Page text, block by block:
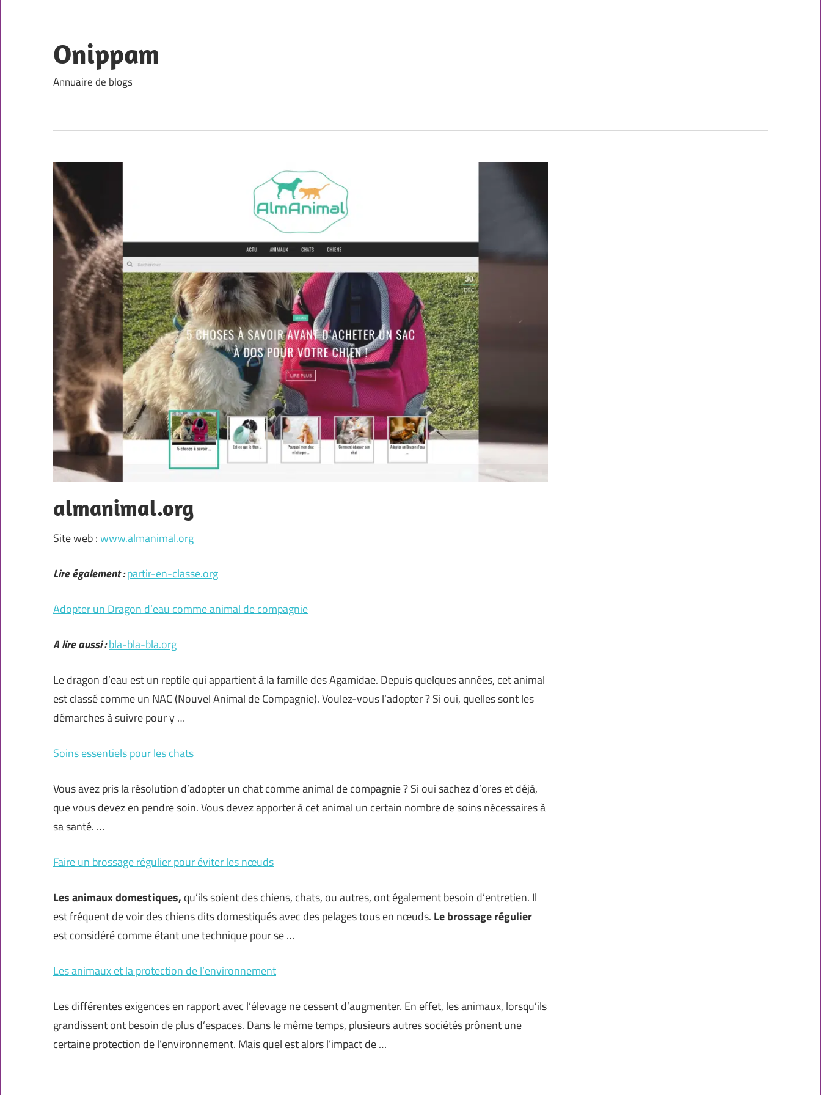
content
Onippam
Annuaire de blogs
almanimal.org
Site web :www.almanimal.org
Lire également :partir-en-classe.org
Adopter un Dragon d’eau comme animal de compagnie
A lire aussi :bla-bla-bla.org
Le dragon d’eau est un reptile qui appartient à la famille des Agamidae. Depuis quelques années, cet animal
est classé comme un NAC (Nouvel Animal de Compagnie). Voulez-vous l’adopter ? Si oui, quelles sont les
démarches à suivre pour y …
Soins essentiels pour les chats
Vous avez pris la résolution d’adopter un chat comme animal de compagnie ? Si oui sachez d’ores et déjà,
que vous devez en pendre soin. Vous devez apporter à cet animal un certain nombre de soins nécessaires à
sa santé. …
Faire un brossage régulier pour éviter les nœuds
Les animaux domestiques, qu’ils soient des chiens, chats, ou autres, ont également besoin d’entretien. Il
est fréquent de voir des chiens dits domestiqués avec des pelages tous en nœuds. Le brossage régulier
est considéré comme étant une technique pour se …
Les animaux et la protection de l’environnement
Les différentes exigences en rapport avec l’élevage ne cessent d’augmenter. En effet, les animaux, lorsqu’ils
grandissent ont besoin de plus d’espaces. Dans le même temps, plusieurs autres sociétés prônent une
certaine protection de l’environnement. Mais quel est alors l’impact de …